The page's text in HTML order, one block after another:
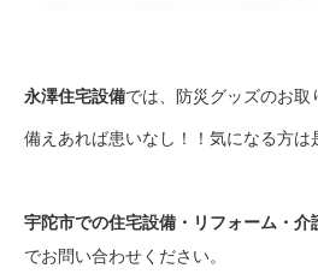
永澤住宅設備では、防災グッズのお取
備えあれば患いなし！！気になる方
宇陀市での住宅設備・リフォーム・
でお問い合わせください。